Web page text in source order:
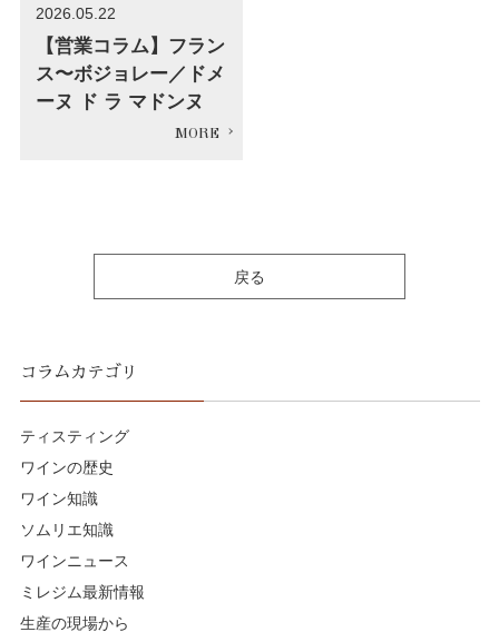
2026.05.22
【営業コラム】フラン
ス〜ボジョレー／ドメ
ーヌ ド ラ マドンヌ
戻る
コラムカテゴリ
ティスティング
ワインの歴史
ワイン知識
ソムリエ知識
ワインニュース
ミレジム最新情報
生産の現場から